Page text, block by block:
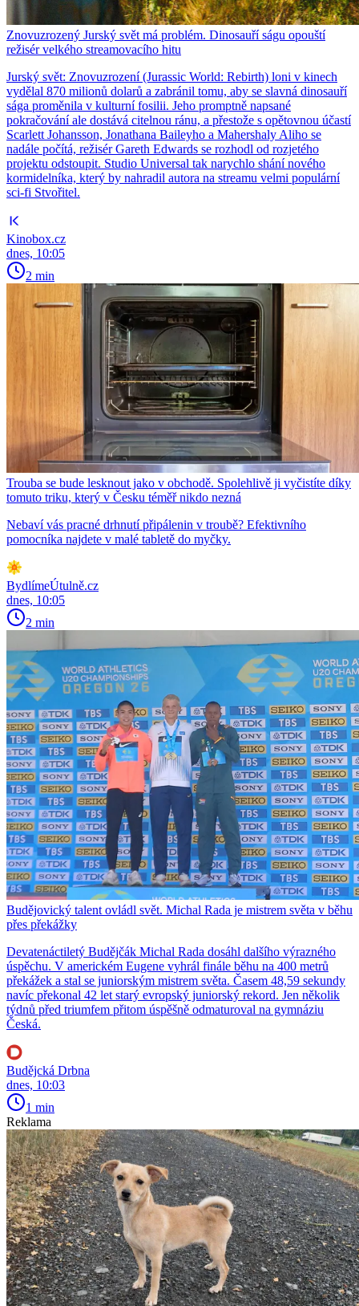
Znovuzrozený Jurský svět má problém. Dinosauří ságu opouští
režisér velkého streamovacího hitu
Jurský svět: Znovuzrození (Jurassic World: Rebirth) loni v kinech
vydělal 870 milionů dolarů a zabránil tomu, aby se slavná dinosauří
sága proměnila v kulturní fosilii. Jeho promptně napsané
pokračování ale dostává citelnou ránu, a přestože s opětovnou účastí
Scarlett Johansson, Jonathana Baileyho a Mahershaly Aliho se
nadále počítá, režisér Gareth Edwards se rozhodl od rozjetého
projektu odstoupit. Studio Universal tak narychlo shání nového
kormidelníka, který by nahradil autora na streamu velmi populární
sci-fi Stvořitel.
Kinobox.cz
dnes, 10:05
2 min
Trouba se bude lesknout jako v obchodě. Spolehlivě ji vyčistíte díky
tomuto triku, který v Česku téměř nikdo nezná
Nebaví vás pracné drhnutí připálenin v troubě? Efektivního
pomocníka najdete v malé tabletě do myčky.
BydlímeÚtulně.cz
dnes, 10:05
2 min
Budějovický talent ovládl svět. Michal Rada je mistrem světa v běhu
přes překážky
Devatenáctiletý Budějčák Michal Rada dosáhl dalšího výrazného
úspěchu. V americkém Eugene vyhrál finále běhu na 400 metrů
překážek a stal se juniorským mistrem světa. Časem 48,59 sekundy
navíc překonal 42 let starý evropský juniorský rekord. Jen několik
týdnů před triumfem přitom úspěšně odmaturoval na gymnáziu
Česká.
Budějcká Drbna
dnes, 10:03
1 min
Reklama